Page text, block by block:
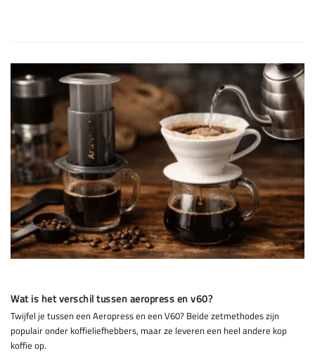
Wat is het verschil tussen aeropress en v60?
Twijfel je tussen een Aeropress en een V60? Beide zetmethodes zijn
populair onder koffieliefhebbers, maar ze leveren een heel andere kop
koffie op.